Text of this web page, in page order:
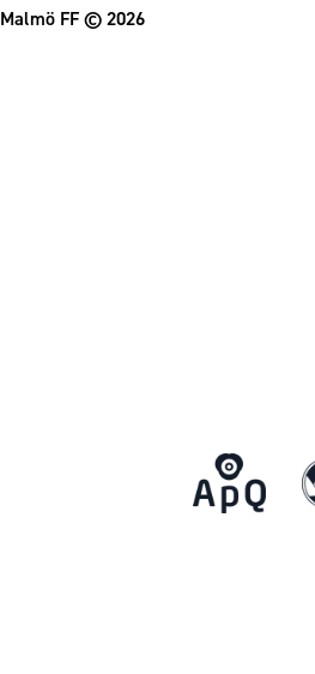
Malmö FF© 2026